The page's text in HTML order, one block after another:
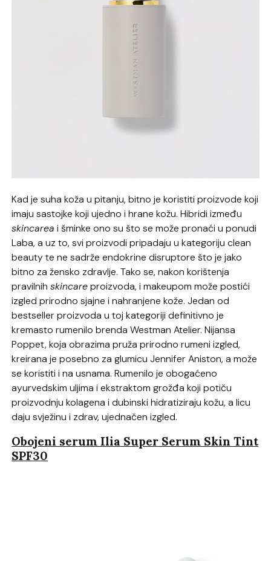
Kad je suha koža u pitanju, bitno je koristiti proizvode koji
imaju sastojke koji ujedno i hrane kožu. Hibridi između
skincarea i šminke ono su što se može pronaći u ponudi
Laba, a uz to, svi proizvodi pripadaju u kategoriju clean
beauty te ne sadrže endokrine disruptore što je jako
bitno za žensko zdravlje. Tako se, nakon korištenja
pravilnihskincareproizvoda, i makeupom može postići
izgled prirodno sjajne i nahranjene kože. Jedan od
bestseller proizvoda u toj kategoriji definitivno je
kremasto rumenilo brenda Westman Atelier. Nijansa
Poppet, koja obrazima pruža prirodno rumeni izgled,
kreirana je posebno za glumicu Jennifer Aniston, a može
se koristiti i na usnama. Rumenilo je obogaćeno
ayurvedskim uljima i ekstraktom grožđa koji potiču
proizvodnju kolagena i dubinski hidratiziraju kožu, a licu
daju svježinu i zdrav, ujednačen izgled.
Obojeni serum Ilia Super Serum Skin Tint
SPF30